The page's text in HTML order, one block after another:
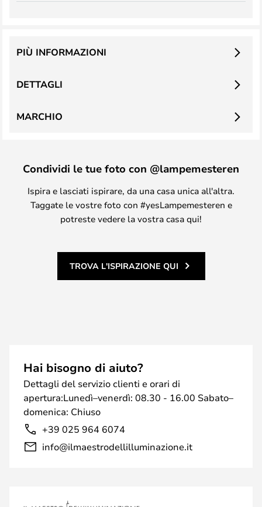
DETTAGLI
PIÙ INFORMAZIONI
MARCHIO
Condividi le tue foto con @lampemesteren
Ispira e lasciati ispirare, da una casa unica all'altra.
Taggate le vostre foto con #yesLampemesteren e
potreste vedere la vostra casa qui!
TROVA L'ISPIRAZIONE QUI
Hai bisogno di aiuto?
Dettagli del servizio clienti e orari di
apertura:Lunedì–venerdì: 08.30 - 16.00 Sabato–
domenica: Chiuso
+39 025 964 6074
info@ilmaestrodellilluminazione.it